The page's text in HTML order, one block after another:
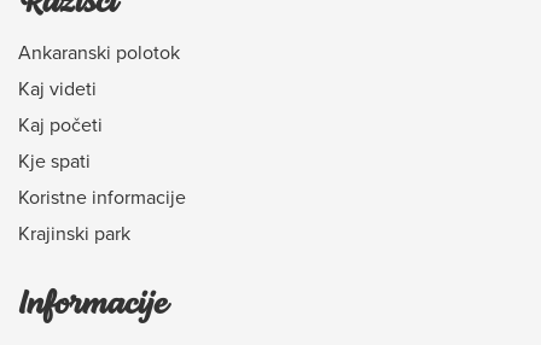
Ankaranski polotok
Kaj videti
Kaj početi
Kje spati
Koristne informacije
Krajinski park
Informacije